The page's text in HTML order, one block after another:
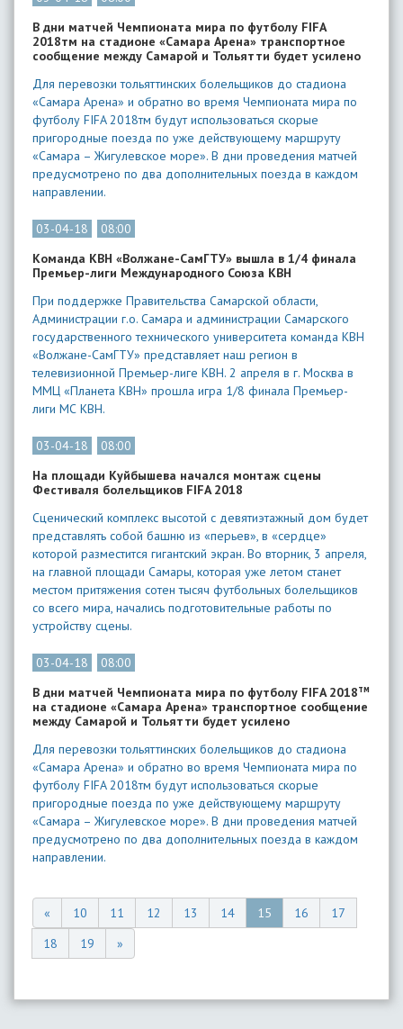
В дни матчей Чемпионата мира по футболу FIFA
2018тм на стадионе «Самара Арена» транспортное
сообщение между Самарой и Тольятти будет усилено
Для перевозки тольяттинских болельщиков до стадиона
«Самара Арена» и обратно во время Чемпионата мира по
футболу FIFA 2018тм будут использоваться скорые
пригородные поезда по уже действующему маршруту
«Самара – Жигулевское море». В дни проведения матчей
предусмотрено по два дополнительных поезда в каждом
направлении.
03-04-18
08:00
Команда КВН «Волжане-СамГТУ» вышла в 1/4 финала
Премьер-лиги Международного Союза КВН
При поддержке Правительства Самарской области,
Администрации г.о. Самара и администрации Самарского
государственного технического университета команда КВН
«Волжане-СамГТУ» представляет наш регион в
телевизионной Премьер-лиге КВН. 2 апреля в г. Москва в
ММЦ «Планета КВН» прошла игра 1/8 финала Премьер-
лиги МС КВН.
03-04-18
08:00
На площади Куйбышева начался монтаж сцены
Фестиваля болельщиков FIFA 2018
Сценический комплекс высотой с девятиэтажный дом будет
представлять собой башню из «перьев», в «сердце»
которой разместится гигантский экран. Во вторник, 3 апреля,
на главной площади Самары, которая уже летом станет
местом притяжения сотен тысяч футбольных болельщиков
со всего мира, начались подготовительные работы по
устройству сцены.
03-04-18
08:00
В дни матчей Чемпионата мира по футболу FIFA 2018тм
на стадионе «Самара Арена» транспортное сообщение
между Самарой и Тольятти будет усилено
Для перевозки тольяттинских болельщиков до стадиона
«Самара Арена» и обратно во время Чемпионата мира по
футболу FIFA 2018тм будут использоваться скорые
пригородные поезда по уже действующему маршруту
«Самара – Жигулевское море». В дни проведения матчей
предусмотрено по два дополнительных поезда в каждом
направлении.
« 10 11 12 13 14 15 16
17
18
19 »